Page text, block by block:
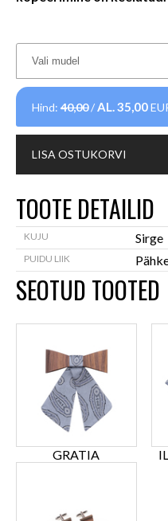
Hind: 40,00/AL.35,00
LISA OSTUKORVI
TOOTE DETAILID
KUJU Sirge
PUIDU LIIK
SEOTUD TOOTED
GRATIA